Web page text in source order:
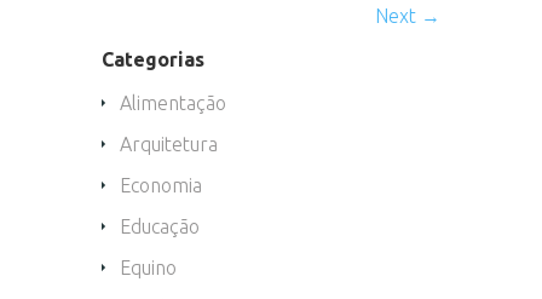
Next →
Categorias
Alimentação
Arquitetura
Economia
Educação
Equino